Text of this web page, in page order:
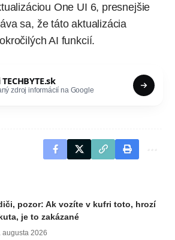
One UI 6, presnejšie
sa, že táto aktualizácia
AI funkcií.
TECHBYTE.sk
zdroj informácií na Google
pozor: Ak vozíte v kufri toto, hrozí
je to zakázané
augusta 2026